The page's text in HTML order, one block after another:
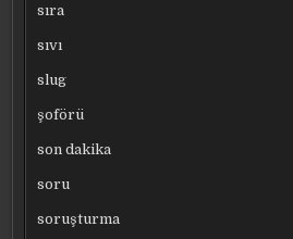
sıra
sıvı
slug
şoförü
son dakika
soru
soruşturma